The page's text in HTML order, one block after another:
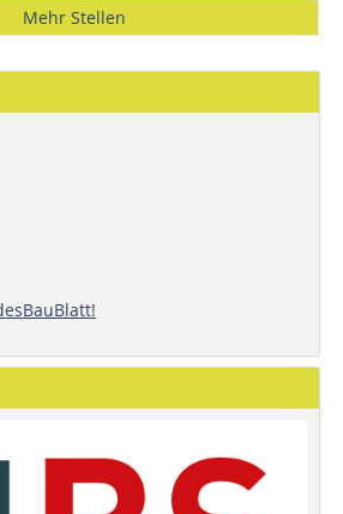
Mehr Stellen